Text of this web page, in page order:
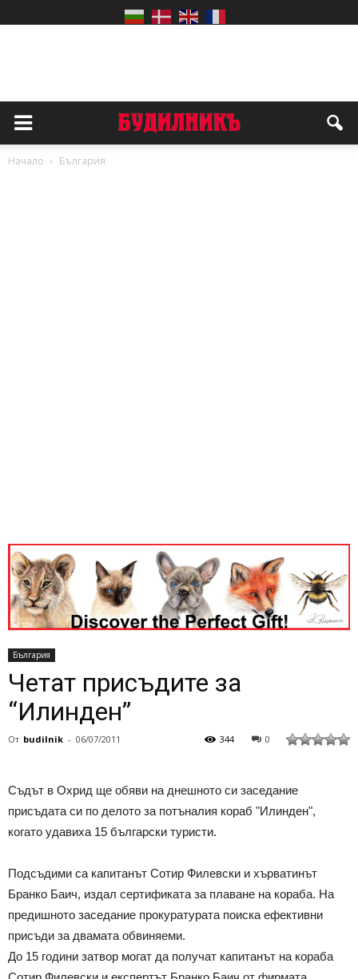
Начало България
България
Четат присъдите за
“Илинден”
От budilnik - 06/07/2011 0
344
Съдът в Охрид ще обяви на днешното си заседание
присъдата си по делото за потъналия кораб "Илинден",
когато удавиха 15 български туристи.
Подсъдими са капитанът Сотир Филевски и хърватинът
Бранко Баич, издал сертификата за плаване на кораба. На
предишното заседание прокуратурата поиска ефективни
присъди за двамата обвиняеми.
До 15 години затвор могат да получат капитанът на кораба